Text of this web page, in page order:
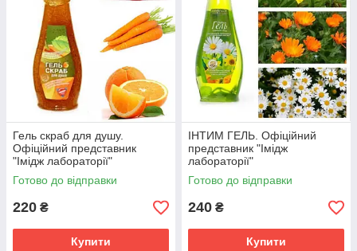
Гель скраб для душу.
Офіційний представник
"Імідж лабораторії"
Готово до відправки
220 ₴
Купити
ІНТИМ ГЕЛЬ. Офіційний
представник "Імідж
лабораторії"
Готово до відправки
240 ₴
Купити